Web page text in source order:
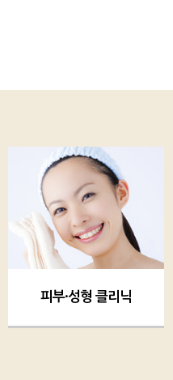
피부·성형 클리닉